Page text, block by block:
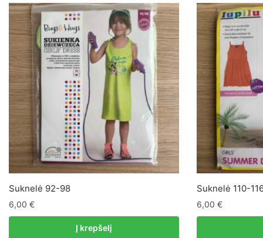
Suknelė 92-98
6,00 €
Į krepšelį
Suknelė 110-
6,00 €